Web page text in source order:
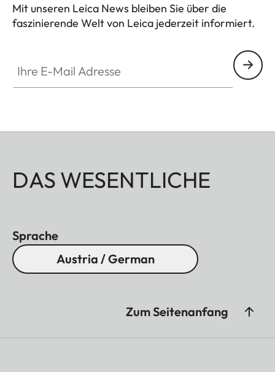
Mit unseren Leica News bleiben Sie über die
faszinierende Welt von Leica jederzeit informiert.
DAS WESENTLICHE
Sprache
Austria / German
Zum Seitenanfang